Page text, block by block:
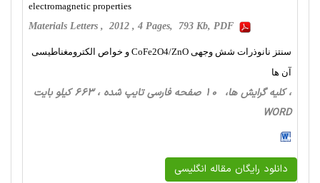
electromagnetic properties
Materials Letters , 2012 , 4 Pages, 793 Kb, PDF
سنتز نانوذرات شش وجهی CoFe2O4/ZnO و خواص الکترومغناطیسی
آن ها
، کلیه گرایش ها، 10 صفحه فارسی تایپ شده ، 663 کیلو بایت
WORD
دانلود رایگان مقاله انگلیسی